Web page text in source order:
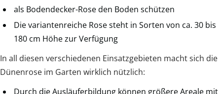
als Bodendecker-Rose den Boden schützen
Die variantenreiche Rose steht in Sorten von ca. 30 bis
180 cm Höhe zur Verfügung
In all diesen verschiedenen Einsatzgebieten macht sich die
Dünenrose im Garten wirklich nützlich:
Durch die Ausläuferbildung können größere Areale mit